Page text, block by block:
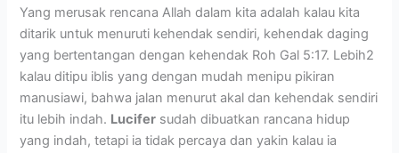
Yang merusak rencana Allah dalam kita adalah kalau kita
ditarik untuk menuruti kehendak sendiri, kehendak daging
yang bertentangan dengan kehendak Roh Gal 5:17. Lebih2
kalau ditipu iblis yang dengan mudah menipu pikiran
manusiawi, bahwa jalan menurut akal dan kehendak sendiri
itu lebih indah. Lucifer sudah dibuatkan rancana hidup
yang indah, tetapi ia tidak percaya dan yakin kalau ia